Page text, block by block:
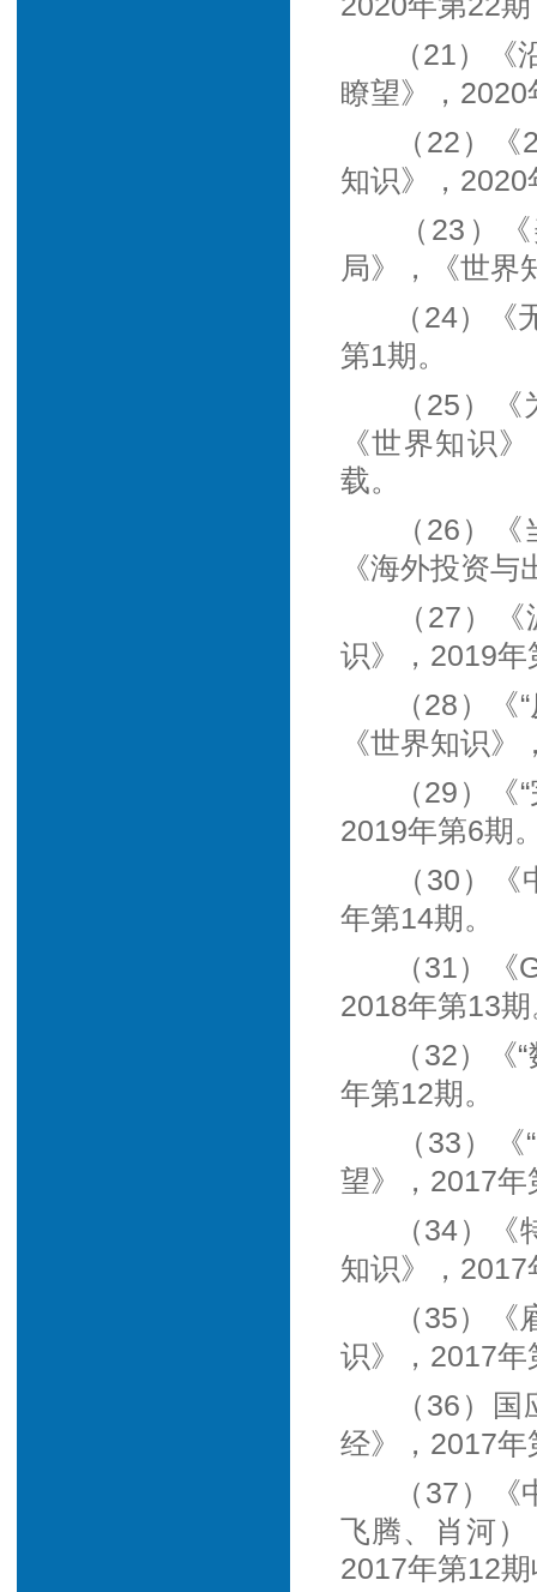
（21）
瞭望》，
（22）
知识》，
（23）
局》，《世界
（24）
第1期。
（25）
《世界知识
载。
（26）
《海外投资
（27）
识》，2019年
（28）
《世界知识
（29）
2019年第6期
（30）
年第14期。
（31）
2018年第13
（32）
年第12期。
（33）
望》，2017年
（34）
知识》，
（35）
识》，2017年
（36）
经》，2017年
（37）
飞腾、肖河
2017年第12